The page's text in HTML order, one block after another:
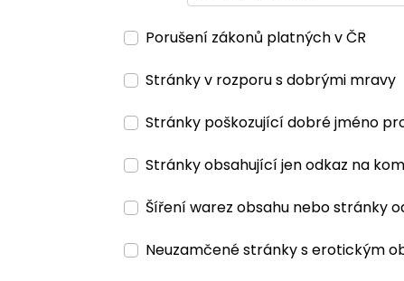
Porušení zákonů platných v ČR
Stránky v rozporu s dobrými mravy
Stránky poškozující dobré jméno
Stránky obsahující jen odkaz na
Šíření warez obsahu nebo stránky
Neuzamčené stránky s erotickým